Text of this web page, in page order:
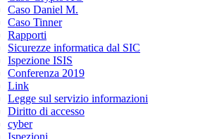
Caso Daniel M.
Caso Tinner
Rapporti
Sicurezze informatica dal SIC
Ispezione ISIS
Conferenza 2019
Link
Legge sul servizio informazioni
Diritto di accesso
cyber